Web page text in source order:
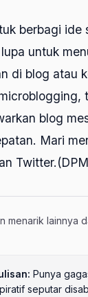
berbagi ide
untuk
di blog atau
blog
Mari
menarik lainnya
Punya
seputar